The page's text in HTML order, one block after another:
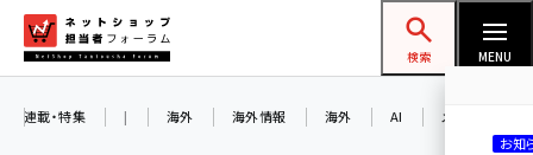
ン
ネットショップ担当者フォーラム
検索 MENU
連載・特集 | 海外 海外情報 海外 AI メタバース
お知